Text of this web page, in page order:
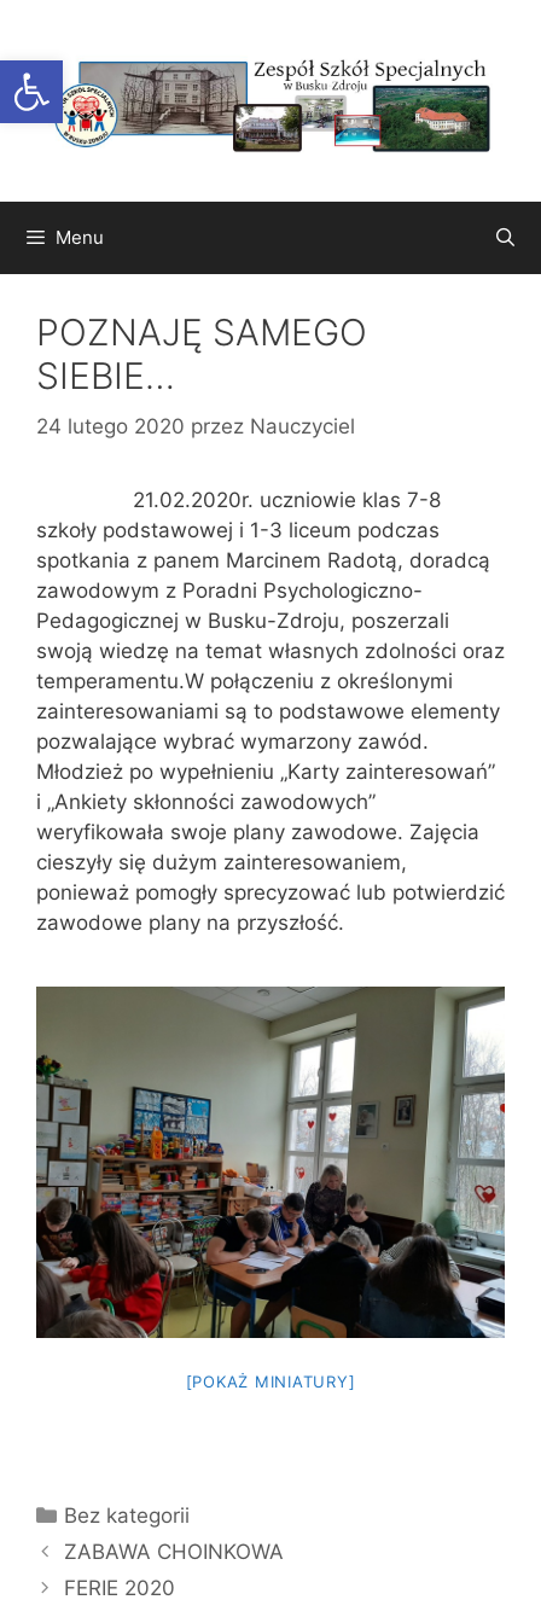
Otwórz pasek narzędzi
treści
Menu
POZNAJĘ SAMEGO
SIEBIE…
24 lutego 2020 przez Nauczyciel
21.02.2020r. uczniowie klas 7-8
szkoły podstawowej i 1-3 liceum podczas
spotkania z panem Marcinem Radotą, doradcą
zawodowym z Poradni Psychologiczno-
Pedagogicznej w Busku-Zdroju, poszerzali
swoją wiedzę na temat własnych zdolności oraz
temperamentu.W połączeniu z określonymi
zainteresowaniami są to podstawowe elementy
pozwalające wybrać wymarzony zawód.
Młodzież po wypełnieniu „Karty zainteresowań”
i „Ankiety skłonności zawodowych”
weryfikowała swoje plany zawodowe. Zajęcia
cieszyły się dużym zainteresowaniem,
ponieważ pomogły sprecyzować lub potwierdzić
zawodowe plany na przyszłość.
[POKAŻ MINIATURY]
Kategorie
Bez kategorii
ZABAWA CHOINKOWA
FERIE 2020